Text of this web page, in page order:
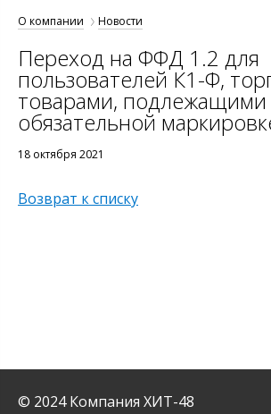
О компании Новости
Переход на ФФД 1.2 для
пользователей К1-Ф,
товарами, подлежащими
обязательной
18 октября 2021
Возврат к списку
© 2024 Компания ХИТ-48